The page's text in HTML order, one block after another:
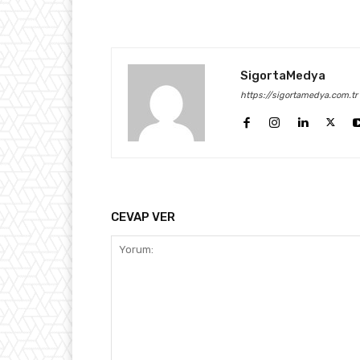
SigortaMedya
https://sigortamedya.com.tr
CEVAP VER